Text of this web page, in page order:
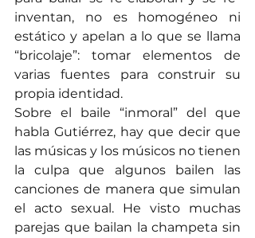
inventan, no es homogéneo ni
estático y apelan a lo que se llama
“bricolaje”: tomar elementos de
varias fuentes para construir su
propia identidad.
Sobre el baile “inmoral” del que
habla Gutiérrez, hay que decir que
las músicas y los músicos no tienen
la culpa que algunos bailen las
canciones de manera que simulan
el acto sexual. He visto muchas
parejas que bailan la champeta sin